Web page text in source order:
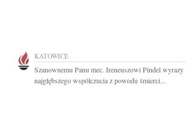
KATOWICE
Szanownemu Panu mec. Ireneuszowi Pindel wyrazy
najgłębszego współczucia z powodu śmierci...